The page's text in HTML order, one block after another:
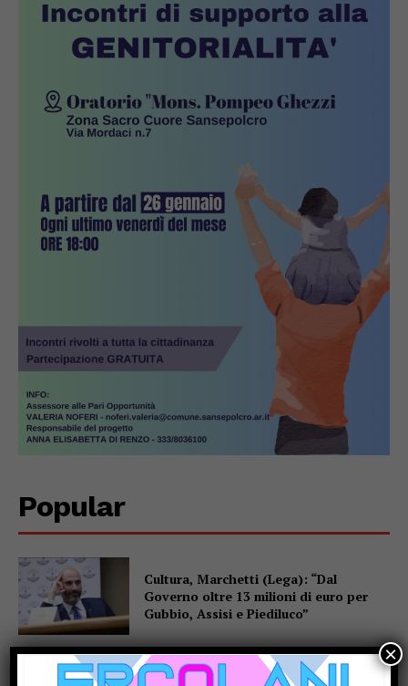
Popular
Cultura, Marchetti (Lega): “Dal
Governo oltre 13 milioni di euro per
Gubbio, Assisi e Piediluco”
Fiere di San Bartolomeo, la Chianina
×